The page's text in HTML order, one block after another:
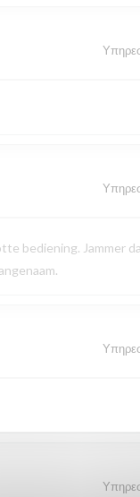
bediening. Jammer